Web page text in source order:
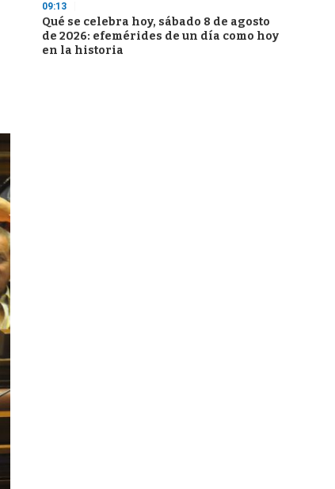
09:13
Qué se celebra hoy, sábado 8 de agosto
de 2026: efemérides de un día como hoy
en la historia